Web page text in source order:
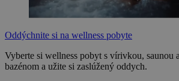
Oddýchnite si na wellness pobyte
Vyberte si wellness pobyt s vírivkou, saunou
bazénom a užite si zaslúžený oddych.